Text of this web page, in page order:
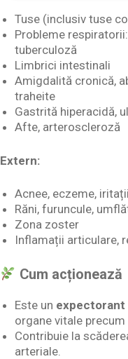
Tuse (inclusiv tuse
Probleme
tuberculoză
Limbrici intestinali
Amigdalită cronică,
traheite
Gastrită hiperacidă,
Afte, arteroscleroză
Extern:
Acnee, eczeme,
Răni, furuncule,
Zona zoster
Inflamații articulare,
Cum acționează
Este un expectora­nt
organe vitale
Contribuie la
arteriale.